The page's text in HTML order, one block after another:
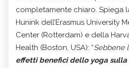
completamente chiaro. Spiega
Hunink dell’Erasmus University
Center (Rotterdam) e della
Health (Boston, USA): “Sebbene
effetti benefici dello yoga sulla